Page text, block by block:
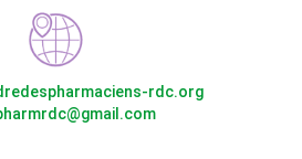
rdc.org